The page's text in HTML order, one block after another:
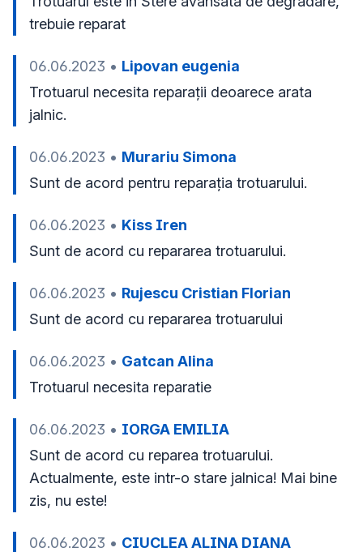
trebuie reparat
06.06.2023 • Lipovan eugenia
Trotuarul necesita reparații deoarece arata
jalnic.
06.06.2023 • Murariu Simona
Sunt de acord pentru reparația trotuarului.
06.06.2023 • Kiss Iren
Sunt de acord cu repararea trotuarului.
06.06.2023 • Rujescu Cristian Florian
Sunt de acord cu repararea trotuarului
06.06.2023 • Gatcan Alina
Trotuarul necesita reparatie
06.06.2023 • IORGA EMILIA
Sunt de acord cu reparea trotuarului.
Actualmente, este intr-o stare jalnica! Mai bine
zis, nu este!
06.06.2023 • CIUCLEA ALINA DIANA